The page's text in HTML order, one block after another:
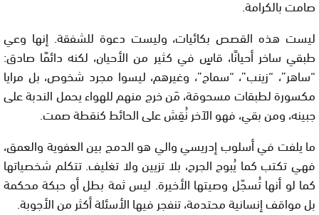
صامت بالكرامة.
ليست هذه القصص بكائيات، وليست دعوة للشفقة. إنها وعي
طبقي ساخر أحيانًا، قاسٍ في كثير من الأحيان، لكنه دائمًا صادق:
“ساهر”، “زينب”، “سماح”، وغيرهم، ليسوا مجرد شخوص، بل مرايا
مكسورة لطبقات مسحوقة، مَن خرج منهم للهواء يحمل الندبة على
جبينه، ومن بقي، فهو الآخر نُقِش على الحائط كنقطة صمت.
ما يلفت في أسلوب إدريسي والي هو الدمج بين العفوية والعمق،
فهي تكتب كما يُبوح الجرح، بلا تزيين ولا تغليف. تتكلم شخصياتها
كما لو أنها تُسجّل وصيتها الأخيرة. ليس ثمة بطل أو حبكة محكمة
بل مواقف إنسانية محتدمة، تنفجر فيها الأسئلة أكثر من الأجوبة.